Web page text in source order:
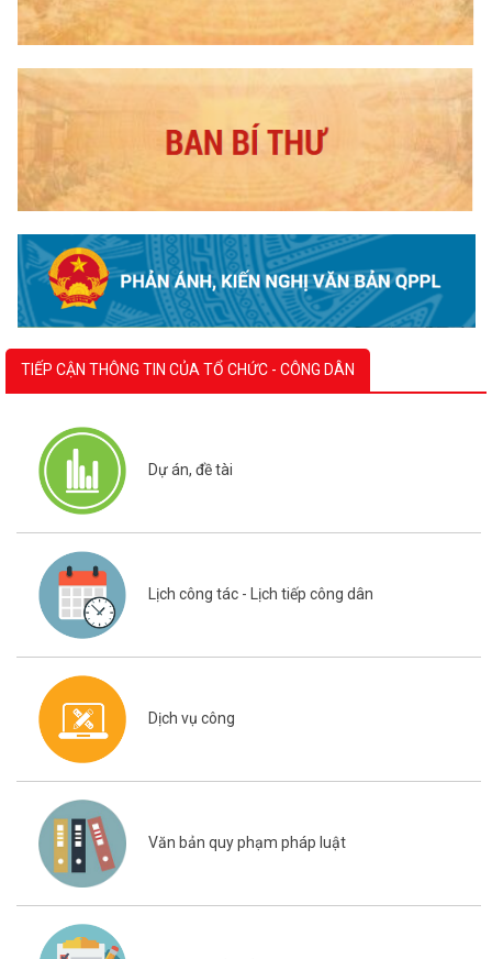
TIẾP CẬN THÔNG TIN CỦA TỔ CHỨC - CÔNG DÂN